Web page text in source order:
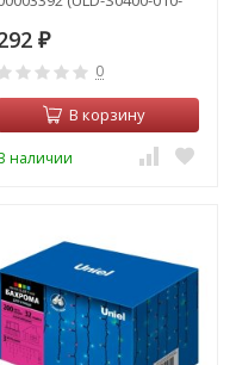
₽
0
В корзину
наличии